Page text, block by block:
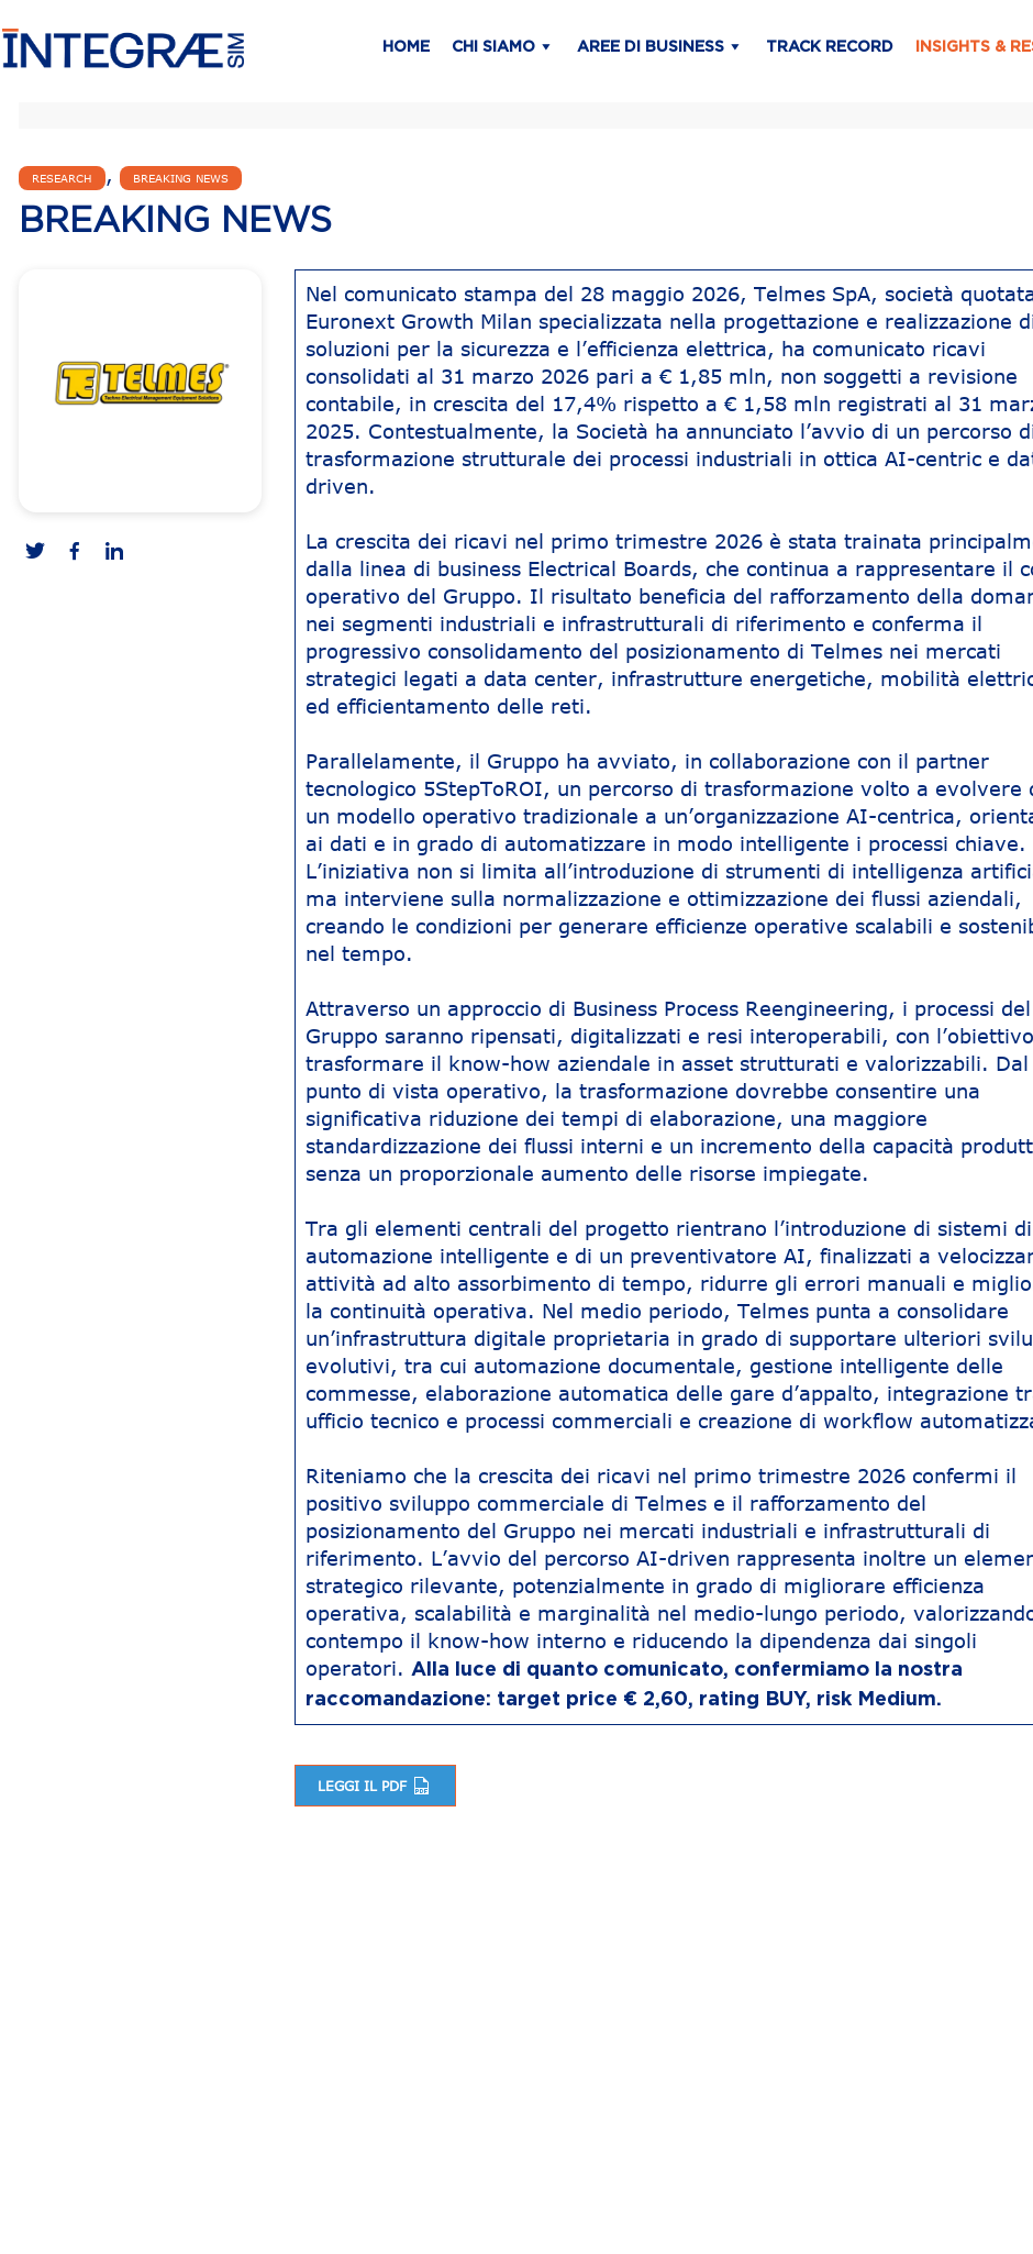
HOME CHI SIAMO AREE DI BUSINESS TRACK RECORD INSIGHTS &
RESEARCH , BREAKING NEWS
BREAKING NEWS
Nel comunicato stampa del 28 maggio 2026, Telmes SpA, società
Euronext Growth Milan specializzata nella progettazione e realizzazione
soluzioni per la sicurezza e l’efficienza elettrica, ha comunicato ricavi
consolidati al 31 marzo 2026 pari a € 1,85 mln, non soggetti a revisione
contabile, in crescita del 17,4% rispetto a € 1,58 mln registrati al 31
2025. Contestualmente, la Società ha annunciato l’avvio di un percorso
trasformazione strutturale dei processi industriali in ottica AI-centric e
driven.
La crescita dei ricavi nel primo trimestre 2026 è stata trainata
dalla linea di business Electrical Boards, che continua a rappresentare il
operativo del Gruppo. Il risultato beneficia del rafforzamento della
nei segmenti industriali e infrastrutturali di riferimento e conferma il
progressivo consolidamento del posizionamento di Telmes nei mercati
strategici legati a data center, infrastrutture energetiche, mobilità
ed efficientamento delle reti.
Parallelamente, il Gruppo ha avviato, in collaborazione con il partner
tecnologico 5StepToROI, un percorso di trasformazione volto a evolvere
un modello operativo tradizionale a un’organizzazione AI-centrica,
ai dati e in grado di automatizzare in modo intelligente i processi chiave.
L’iniziativa non si limita all’introduzione di strumenti di intelligenza
ma interviene sulla normalizzazione e ottimizzazione dei flussi aziendali,
creando le condizioni per generare efficienze operative scalabili e
nel tempo.
Attraverso un approccio di Business Process Reengineering, i processi del
Gruppo saranno ripensati, digitalizzati e resi interoperabili, con
trasformare il know-how aziendale in asset strutturati e valorizzabili. Dal
punto di vista operativo, la trasformazione dovrebbe consentire una
significativa riduzione dei tempi di elaborazione, una maggiore
standardizzazione dei flussi interni e un incremento della capacità
senza un proporzionale aumento delle risorse impiegate.
Tra gli elementi centrali del progetto rientrano l’introduzione di sistemi di
automazione intelligente e di un preventivatore AI, finalizzati a
attività ad alto assorbimento di tempo, ridurre gli errori manuali e
la continuità operativa. Nel medio periodo, Telmes punta a consolidare
un’infrastruttura digitale proprietaria in grado di supportare ulteriori
evolutivi, tra cui automazione documentale, gestione intelligente delle
commesse, elaborazione automatica delle gare d’appalto, integrazione
ufficio tecnico e processi commerciali e creazione di workflow
Riteniamo che la crescita dei ricavi nel primo trimestre 2026 confermi il
positivo sviluppo commerciale di Telmes e il rafforzamento del
posizionamento del Gruppo nei mercati industriali e infrastrutturali di
riferimento. L’avvio del percorso AI-driven rappresenta inoltre un
strategico rilevante, potenzialmente in grado di migliorare efficienza
operativa, scalabilità e marginalità nel medio-lungo periodo,
contempo il know-how interno e riducendo la dipendenza dai singoli
operatori. Alla luce di quanto comunicato, confermiamo la nostra
raccomandazione: target price € 2,60, rating BUY, risk Medium.
LEGGI IL PDF